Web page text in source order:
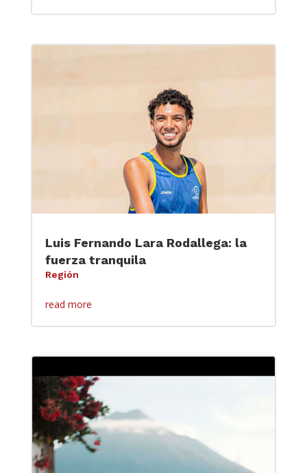
Luis Fernando Lara Rodallega: la
fuerza tranquila
Región
read more